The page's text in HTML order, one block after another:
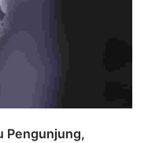
Pengunjung,